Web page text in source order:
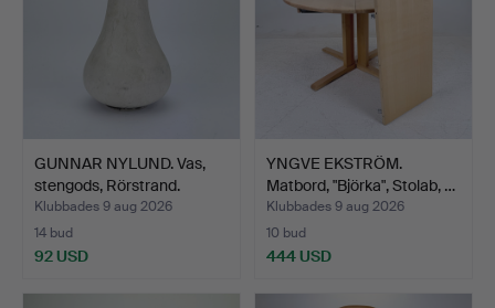
GUNNAR NYLUND. Vas,
stengods, Rörstrand.
Klubbades 9 aug 2026
14 bud
92 USD
YNGVE EKSTRÖM.
Matbord, "Björka", Stolab, …
Klubbades 9 aug 2026
10 bud
444 USD